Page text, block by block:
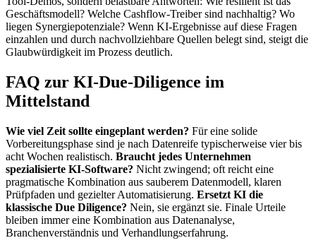
Geschäftsmodell? Welche Cashflow-Treiber sind nachhaltig? Wo
liegen Synergiepotenziale? Wenn KI-Ergebnisse auf diese Fragen
einzahlen und durch nachvollziehbare Quellen belegt sind, steigt die
Glaubwürdigkeit im Prozess deutlich.
FAQ zur KI-Due-Diligence im
Mittelstand
Wie viel Zeit sollte eingeplant werden? Für eine solide
Vorbereitungsphase sind je nach Datenreife typischerweise vier bis
acht Wochen realistisch. Braucht jedes Unternehmen
spezialisierte KI-Software? Nicht zwingend; oft reicht eine
pragmatische Kombination aus sauberem Datenmodell, klaren
Prüfpfaden und gezielter Automatisierung. Ersetzt KI die
klassische Due Diligence? Nein, sie ergänzt sie. Finale Urteile
bleiben immer eine Kombination aus Datenanalyse,
Branchenverständnis und Verhandlungserfahrung.